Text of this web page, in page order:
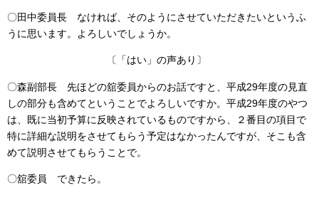
〇田中委員長 なければ、そのようにさせていただきたいというふ
うに思います。よろしいでしょうか。
〔「はい」の声あり〕
〇森副部長 先ほどの舘委員からのお話ですと、平成29年度の見直
しの部分も含めてということでよろしいですか。平成29年度のやつ
は、既に当初予算に反映されているものですから、２番目の項目で
特に詳細な説明をさせてもらう予定はなかったんですが、そこも含
めて説明させてもらうことで。
〇舘委員 できたら。